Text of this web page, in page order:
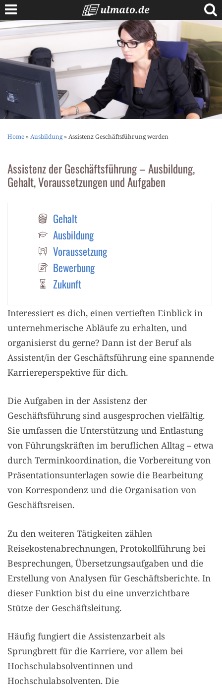
to
content
Berufe A bis Z
Anschreiben
Lebenslauf
Bewerbungstipps
Vorstellungsgespräch
Home »Ausbildung»Assistenz Geschäftsführung werden
Assistenz der Geschäftsführung – Ausbildung,
Gehalt, Voraussetzungen und Aufgaben
Gehalt
Ausbildung
Voraussetzung
Bewerbung
Zukunft
Interessiert es dich, einen vertieften Einblick in
unternehmerische Abläufe zu erhalten, und
organisierst du gerne? Dann ist der Beruf als
Assistent/in der Geschäftsführung eine spannende
Karriereperspektive für dich.
Die Aufgaben in der Assistenz der
Geschäftsführung sind ausgesprochen vielfältig.
Sie umfassen die Unterstützung und Entlastung
von Führungskräften im beruflichen Alltag – etwa
durch Terminkoordination, die Vorbereitung von
Präsentationsunterlagen sowie die Bearbeitung
von Korrespondenz und die Organisation von
Geschäftsreisen.
Zu den weiteren Tätigkeiten zählen
Reisekostenabrechnungen, Protokollführung bei
Besprechungen, Übersetzungsaufgaben und die
Erstellung von Analysen für Geschäftsberichte. In
dieser Funktion bist du eine unverzichtbare
Stütze der Geschäftsleitung.
Häufig fungiert die Assistenzarbeit als
Sprungbrett für die Karriere, vor allem bei
Hochschulabsolventinnen und
Hochschulabsolventen. Die